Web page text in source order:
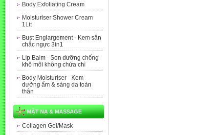
Body Exfoliating Cream
Moisturiser Shower Cream
1Lit
Bust Englargement - Kem săn
chắc ngực 3in1
Lip Balm - Son dưỡng chống
khô môi không chứa chì
Body Moisturiser - Kem
dưỡng ẩm & sáng da toàn
thân
MẶT NẠ & MASSAGE
Collagen Gel/Mask